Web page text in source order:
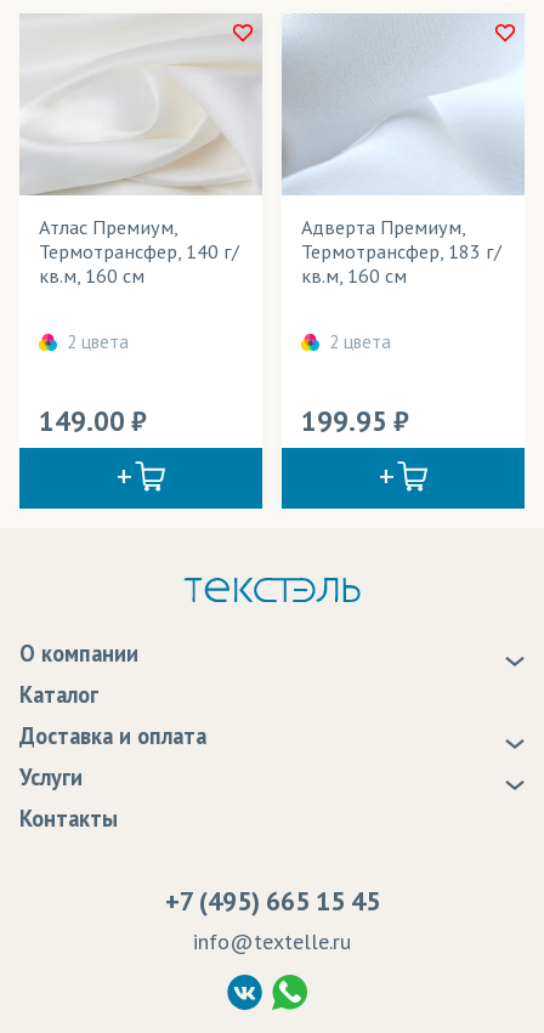
Атлас Премиум,
Термотрансфер, 140 г/
кв.м, 160 см
2 цвета
149.00
Адверта Премиум,
Термотрансфер, 183 г/
кв.м, 160 см
2 цвета
199.95
О компании
Статьи
Программа лояльности
Сертификаты качества
Судебные решения
Политика Конфиденциальности
Согласие на обработку ПД
Каталог
Доставка и оплата
Доставка
Оплата
Услуги
Образцы
Контакты
+7 (495) 665 15 45
info@textelle.ru